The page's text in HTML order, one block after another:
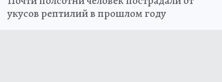
укусов рептилий в прошлом году